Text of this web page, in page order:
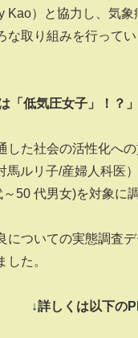
Kao）と協力し、気
取り組みを行ってい
「低気圧女子」！？」
した社会の活性化へ
馬ルリ子/産婦人科医
50 代男女)を対象に
についての実態調査
した。
↓詳しくは以下の